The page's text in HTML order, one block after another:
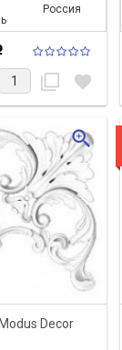
Россия
filter_none favorite
Decor
zoom_in